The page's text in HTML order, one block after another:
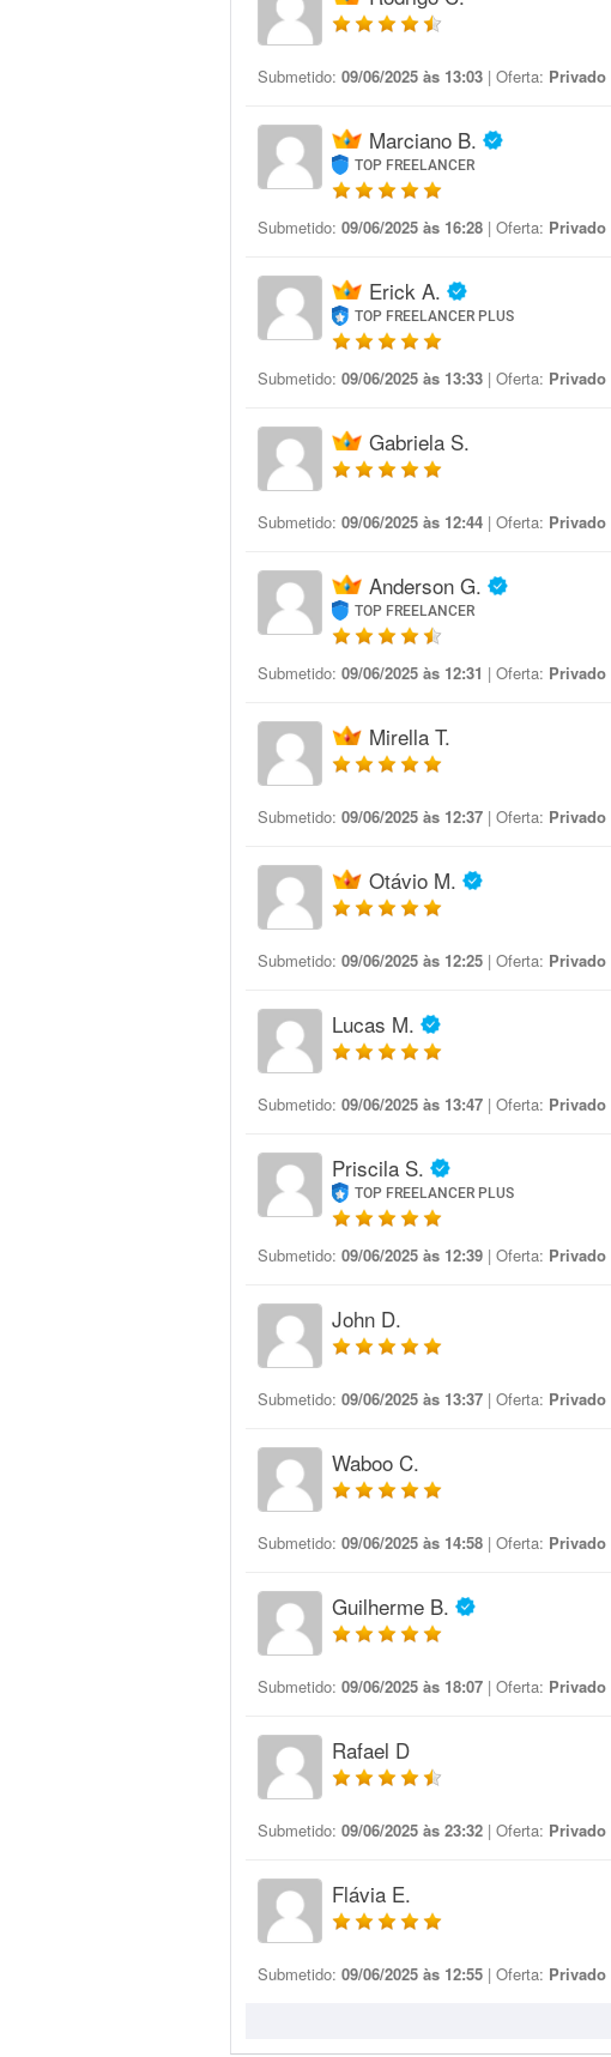
Submetido: 09/06/2025 às 13:03 | Oferta: Privado
Marciano B.
TOP FREELANCER
Submetido: 09/06/2025 às 16:28 | Oferta: Privado
Erick A.
TOP FREELANCER PLUS
Submetido: 09/06/2025 às 13:33 | Oferta: Privado
Gabriela S.
Submetido: 09/06/2025 às 12:44 | Oferta: Privado
Anderson G.
TOP FREELANCER
Submetido: 09/06/2025 às 12:31 | Oferta: Privado
Mirella T.
Submetido: 09/06/2025 às 12:37 | Oferta: Privado
Otávio M.
Submetido: 09/06/2025 às 12:25 | Oferta: Privado
Lucas M.
Submetido: 09/06/2025 às 13:47 | Oferta: Privado
Priscila S.
TOP FREELANCER PLUS
Submetido: 09/06/2025 às 12:39 | Oferta: Privado
John D.
Submetido: 09/06/2025 às 13:37 | Oferta: Privado
Waboo C.
Submetido: 09/06/2025 às 14:58 | Oferta: Privado
Guilherme B.
Submetido: 09/06/2025 às 18:07 | Oferta: Privado
Rafael D
Submetido: 09/06/2025 às 23:32 | Oferta: Privado
Flávia E.
Submetido: 09/06/2025 às 12:55 | Oferta: Privado